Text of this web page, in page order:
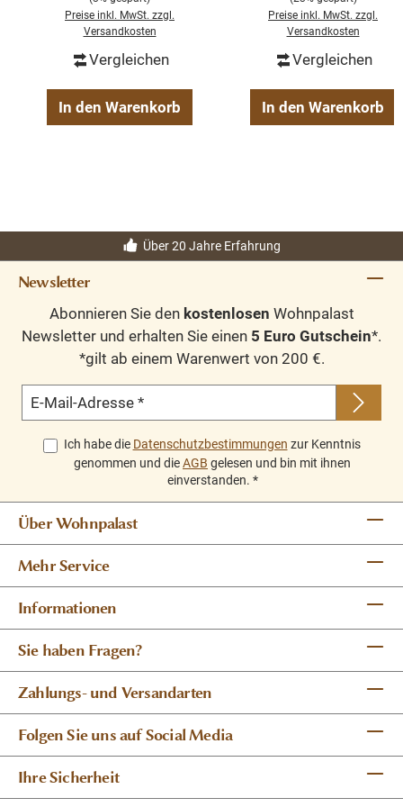
Schublade
Preise inkl. MwSt. zzgl.
Versandkosten
Vergleichen
In den Warenkorb
Schublade
Preise inkl. MwSt. zzgl.
Versandkosten
Vergleichen
In den Warenkorb
Über 20 Jahre Erfahrung
Newsletter
Abonnieren Sie den kostenlosen Wohnpalast
Newsletter und erhalten Sie einen 5 Euro Gutschein*.
*gilt ab einem Warenwert von 200 €.
E-Mail-Adresse *
Ich habe die Datenschutzbestimmungen zur Kenntnis
genommen und dieAGB gelesen und bin mit ihnen
einverstanden. *
Über Wohnpalast
Mehr Service
Informationen
Sie haben Fragen?
Zahlungs- und Versandarten
Folgen Sie uns auf Social Media
Ihre Sicherheit